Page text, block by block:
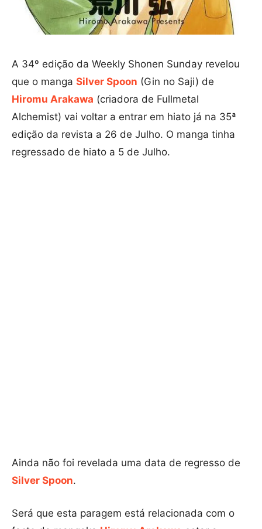
A 34º edição da Weekly Shonen Sunday revelou
que o manga Silver Spoon (Gin no Saji) de
Hiromu Arakawa (criadora de Fullmetal
Alchemist) vai voltar a entrar em hiato já na 35ª
edição da revista a 26 de Julho. O manga tinha
regressado de hiato a 5 de Julho.
Ainda não foi revelada uma data de regresso de
Silver Spoon.
Será que esta paragem está relacionada com o